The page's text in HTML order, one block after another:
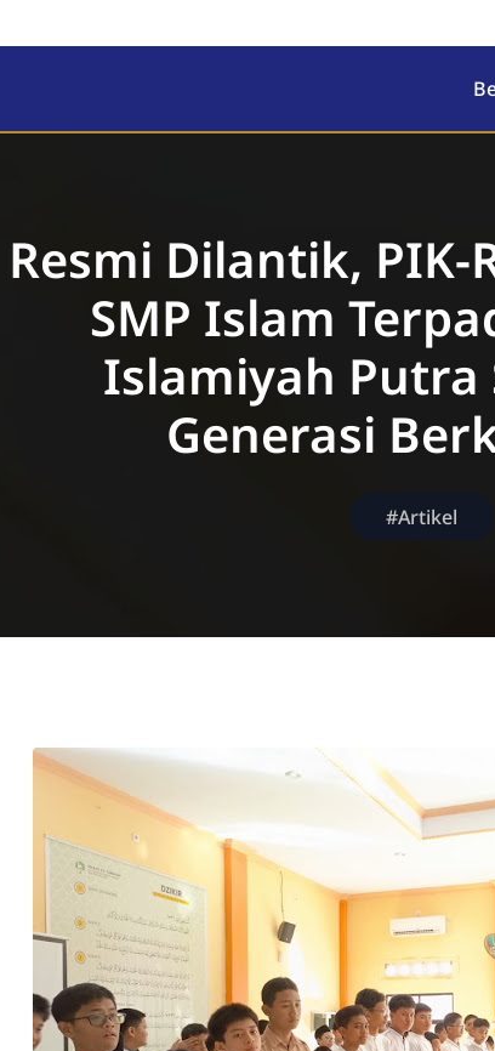
Wahdah Islamiyah
Resmi Dilantik, PIK-
SMP Islam
Islamiyah Putra
Generasi
#Artikel